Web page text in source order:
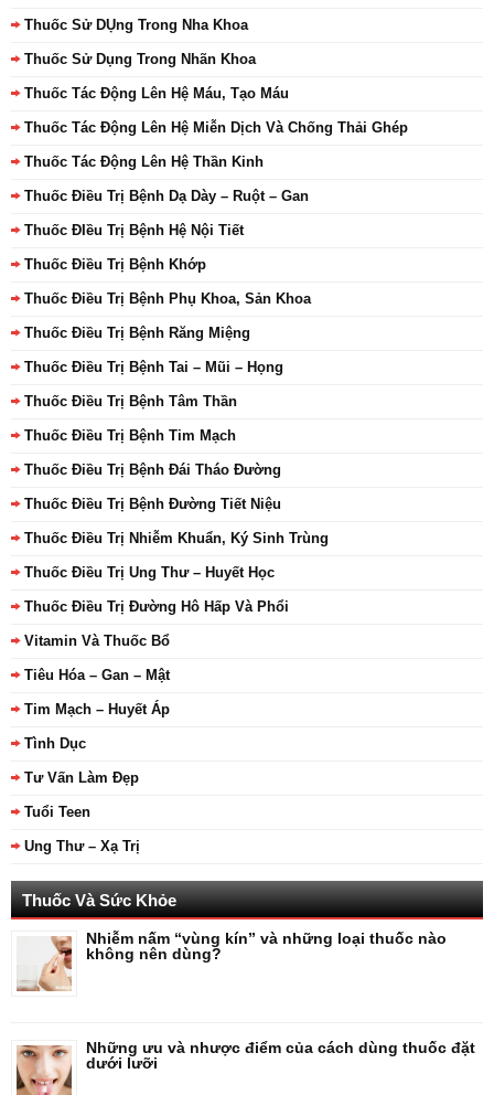
Thuốc Sử DỤng Trong Nha Khoa
Thuốc Sử Dụng Trong Nhãn Khoa
Thuốc Tác Động Lên Hệ Máu, Tạo Máu
Thuốc Tác Động Lên Hệ Miễn Dịch Và Chống Thải Ghép
Thuốc Tác Động Lên Hệ Thần Kinh
Thuốc Điều Trị Bệnh Dạ Dày – Ruột – Gan
Thuốc ĐIều Trị Bệnh Hệ Nội Tiết
Thuốc Điều Trị Bệnh Khớp
Thuốc Điều Trị Bệnh Phụ Khoa, Sản Khoa
Thuốc Điều Trị Bệnh Răng Miệng
Thuốc Điều Trị Bệnh Tai – Mũi – Họng
Thuốc Điều Trị Bệnh Tâm Thần
Thuốc Điều Trị Bệnh Tim Mạch
Thuốc Điều Trị Bệnh Đái Tháo Đường
Thuốc Điều Trị Bệnh Đường Tiết Niệu
Thuốc Điều Trị Nhiễm Khuẩn, Ký Sinh Trùng
Thuốc Điều Trị Ung Thư – Huyết Học
Thuốc Điều Trị Đường Hô Hấp Và Phổi
Vitamin Và Thuốc Bổ
Tiêu Hóa – Gan – Mật
Tim Mạch – Huyết Áp
Tình Dục
Tư Vấn Làm Đẹp
Tuổi Teen
Ung Thư – Xạ Trị
Thuốc Và Sức Khỏe
Nhiễm nấm “vùng kín” và những loại thuốc nào
không nên dùng?
Những ưu và nhược điểm của cách dùng thuốc đặt
dưới lưỡi